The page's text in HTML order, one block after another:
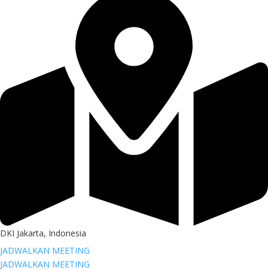
DKI Jakarta, Indonesia
JADWALKAN MEETING
JADWALKAN MEETING